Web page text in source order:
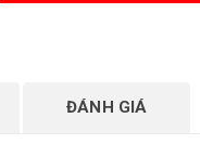
ĐÁNH GIÁ